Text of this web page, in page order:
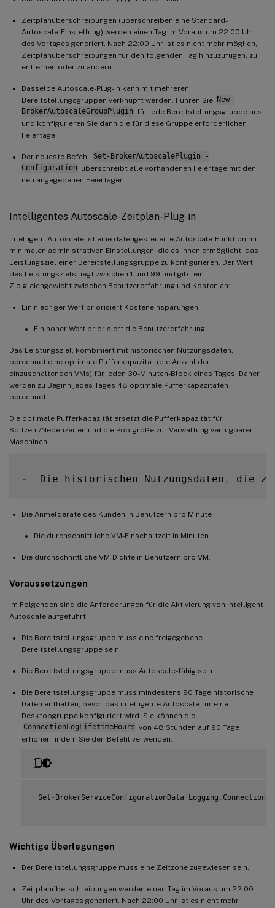
Zeitplanüberschreibungen (überschreiben eine Standard-
Autoscale-Einstellung) werden einen Tag im Voraus um 22:00 Uhr
des Vortages generiert. Nach 22:00 Uhr ist es nicht mehr möglich,
Zeitplanüberschreibungen für den folgenden Tag hinzuzufügen, zu
entfernen oder zu ändern.
Dasselbe Autoscale-Plug-in kann mit mehreren
Bereitstellungsgruppen verknüpft werden. Führen Sie New-
BrokerAutoscaleGroupPlugin für jede Bereitstellungsgruppe aus
und konfigurieren Sie dann die für diese Gruppe erforderlichen
Feiertage.
Der neueste Befehl
Set-BrokerAutoscalePlugin -
Configuration überschreibt alle vorhandenen Feiertage mit den
neu angegebenen Feiertagen.
Intelligentes Autoscale-Zeitplan-Plug-in
Intelligent Autoscale ist eine datengesteuerte Autoscale-Funktion mit
minimalen administrativen Einstellungen, die es Ihnen ermöglicht, das
Leistungsziel einer Bereitstellungsgruppe zu konfigurieren. Der Wert
des Leistungsziels liegt zwischen 1 und 99 und gibt ein
Zielgleichgewicht zwischen Benutzererfahrung und Kosten an:
Ein niedriger Wert priorisiert Kosteneinsparungen.
Ein hoher Wert priorisiert die Benutzererfahrung.
Das Leistungsziel, kombiniert mit historischen Nutzungsdaten,
berechnet eine optimale Pufferkapazität (die Anzahl der
einzuschaltenden VMs) für jeden 30-Minuten-Block eines Tages. Daher
werden zu Beginn jedes Tages 48 optimale Pufferkapazitäten
berechnet.
Die optimale Pufferkapazität ersetzt die Pufferkapazität für
Spitzen-/Nebenzeiten und die Poolgröße zur Verwaltung verfügbarer
Maschinen.
-
  Die historischen Nutzungsdaten
, die
Die Anmelderate des Kunden in Benutzern pro Minute
Die durchschnittliche VM-Einschaltzeit in Minuten
Die durchschnittliche VM-Dichte in Benutzern pro VM.
Voraussetzungen
Im Folgenden sind die Anforderungen für die Aktivierung von Intelligent
Autoscale aufgeführt:
Die Bereitstellungsgruppe muss eine freigegebene
Bereitstellungsgruppe sein.
Die Bereitstellungsgruppe muss Autoscale-fähig sein.
Die Bereitstellungsgruppe muss mindestens 90 Tage historische
Daten enthalten, bevor das intelligente Autoscale für eine
Desktopgruppe konfiguriert wird. Sie können die
ConnectionLogLifetimeHours von 48 Stunden auf 90 Tage
erhöhen, indem Sie den Befehl verwenden:
Set - BrokerServiceConfigurationData Logging .
Wichtige Überlegungen
Der Bereitstellungsgruppe muss eine Zeitzone zugewiesen sein.
Zeitplanüberschreibungen werden einen Tag im Voraus um 22:00
Uhr des Vortages generiert. Nach 22:00 Uhr ist es nicht mehr